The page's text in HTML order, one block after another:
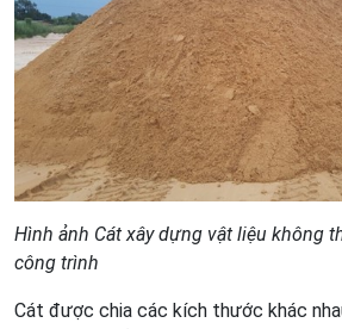
Hình ảnh Cát xây dựng vật liệu không
công trình
Cát được chia các kích thước khác